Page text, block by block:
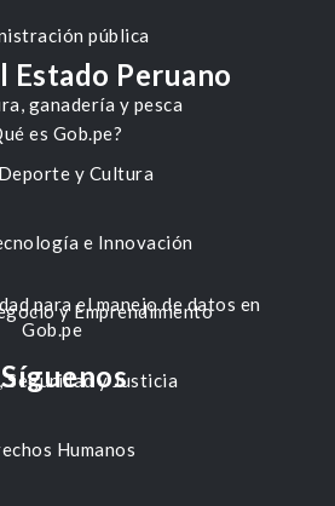
pública
ganadería y pesca
y Cultura
e Innovación
y Emprendimiento
Seguridad y Justicia
Humanos
Estado Peruano
es Gob.pe?
para el manejo de datos en
Gob.pe
Síguenos